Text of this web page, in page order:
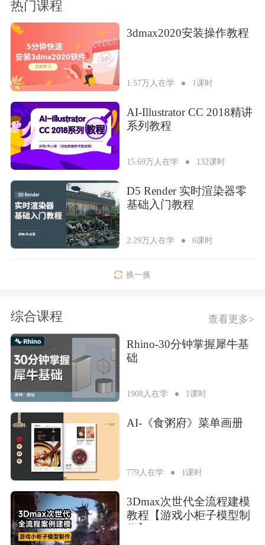
热门课程
3dmax2020安装操作教程
1.57万人在学 1课时
AI-Illustrator CC 2018精讲
系列教程
15.69万人在学 132课时
D5 Render 实时渲染器零
基础入门教程
2.29万人在学 6课时
换一换
综合课程 查看更多>
Rhino-30分钟掌握犀牛基
础
1908人在学 1课时
AI-《食粥府》菜单画册
779人在学 1课时
3Dmax次世代全流程建模
教程【游戏小柜子模型制